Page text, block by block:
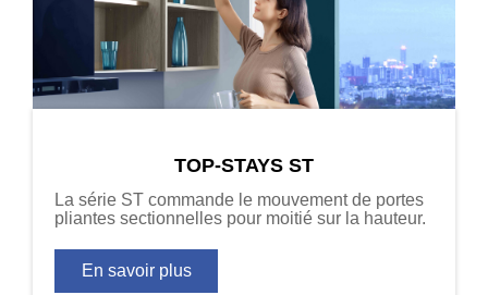
TOP-STAYS ST
La série ST commande le mouvement de portes
pliantes sectionnelles pour moitié sur la hauteur.
En savoir plus